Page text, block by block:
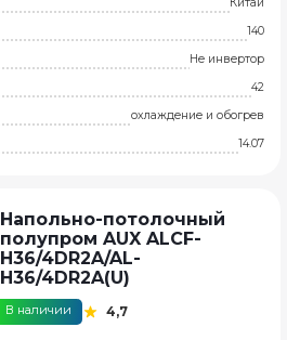
140
Не инвертор
42
охлаждение и обогрев
14.07
Напольно-потолочный
полупром AUX ALCF-
H36/4DR2A/AL-
H36/4DR2A(U)
В наличии 4,7